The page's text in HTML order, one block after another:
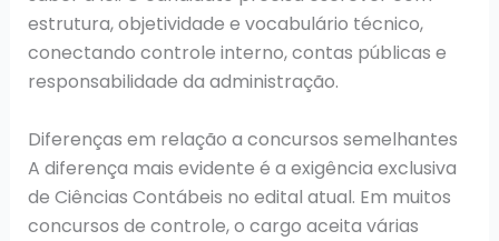
estrutura, objetividade e vocabulário técnico,
conectando controle interno, contas públicas e
responsabilidade da administração.
Diferenças em relação a concursos semelhantes
A diferença mais evidente é a exigência exclusiva
de Ciências Contábeis no edital atual. Em muitos
concursos de controle, o cargo aceita várias